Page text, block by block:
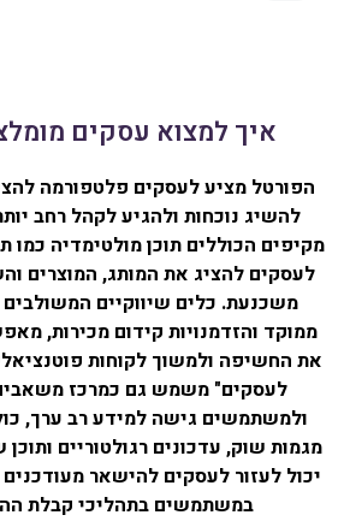
איך למצוא עסקים
הפורטל מציע לעסקים פלטפורמה
להשיג נוכחות ולהגיע לקהל רחב
מקיפים הכוללים תוכן מולטימדיה כמו
לעסקים להציג את המותג, המוצרים
משכנעת. כלים שיווקיים
ממוקד והזדמנויות קידום מכירות,
את החשיפה ולמשוך לקוחות
לעסקים" משמש גם כמרכז
ולמשתמשים גישה למידע רב ערך,
מגמות שוק, עדכונים רגולטוריים
יכול לעזור לעסקים להישאר
במשתמשים בתהליכי קבלת